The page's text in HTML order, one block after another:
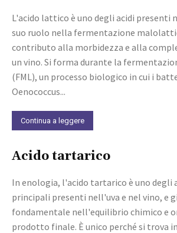
L'acido lattico è uno degli acidi presenti
suo ruolo nella fermentazione
contributo alla morbidezza e alla
un vino. Si forma durante la
(FML), un processo biologico in cui i
Oenococcus...
Continua a leggere
Acido tartarico
In enologia, l'acido tartarico è uno degli
principali presenti nell'uva e nel vino, e
fondamentale nell'equilibrio chimico e
prodotto finale. È unico perché si trova